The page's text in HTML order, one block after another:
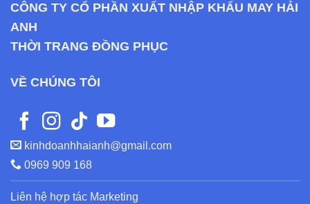
CÔNG TY CỔ PHẦN XUẤT NHẬP KHẨU MAY HẢI
ANH
THỜI TRANG ĐỒNG PHỤC
VỀ CHÚNG TÔI
kinhdoanhhaianh@gmail.com
0969 909 168
Liên hệ hợp tác Marketing